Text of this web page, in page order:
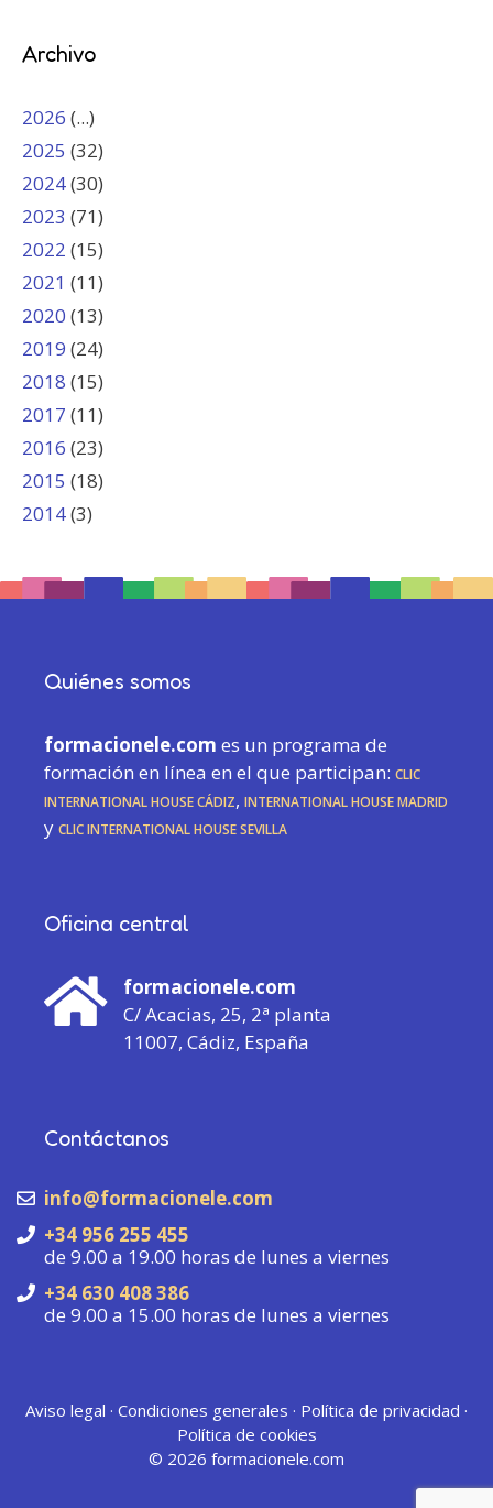
Archivo
2026 (...)
2025 (32)
2024(30)
2023 (71)
2022 (15)
2021 (11)
2020 (13)
2019 (24)
2018 (15)
2017 (11)
2016 (23)
2015 (18)
2014(3)
Quiénes somos
formacionele.com es un programa de
formación en línea en el que participan: CLIC
International House Cádiz, International House Madrid
yCLIC International House Sevilla
Oficina central
formacionele.com
C/ Acacias, 25, 2ª planta
11007, Cádiz, España
Contáctanos
info@formacionele.com
+34 956 255 455
de 9.00 a 19.00 horas de lunes a viernes
+34 630 408 386
de 9.00 a 15.00 horas de lunes a viernes
Aviso legal · Condiciones generales · Política de privacidad ·
Política de cookies
© 2026 formacionele.com